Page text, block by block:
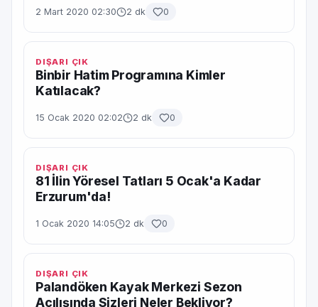
2 Mart 2020 02:30 2 dk 0
DIŞARI ÇIK
Binbir Hatim Programına Kimler
Katılacak?
15 Ocak 2020 02:02 2 dk 0
DIŞARI ÇIK
81 İlin Yöresel Tatları 5 Ocak'a Kadar
Erzurum'da!
1 Ocak 2020 14:05 2 dk 0
DIŞARI ÇIK
Palandöken Kayak Merkezi Sezon
Açılışında Sizleri Neler Bekliyor?